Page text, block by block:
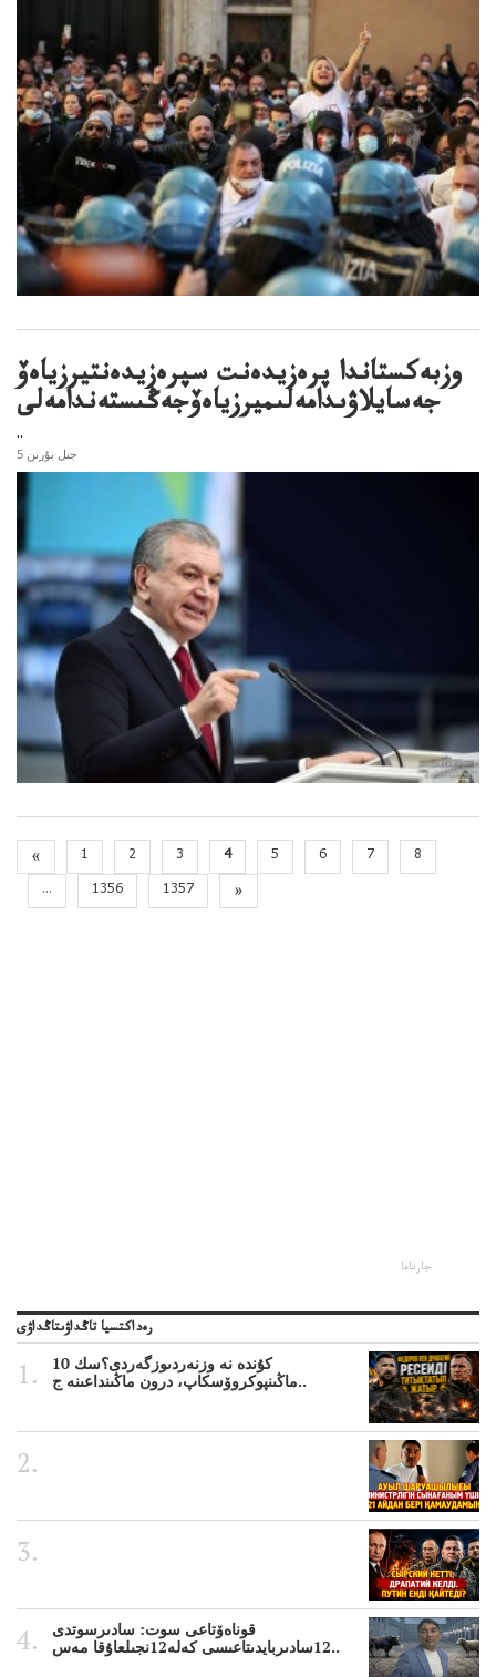
وزبەكستاندا پرەزيدەنت سپرەزيدەنتيرزياەۆ
جەسايلاۋىدامەلىميرزياەۆجەڭىستەندامەلى
..
5 جىل بۇرىن
« 1 2 3 4 5 6 7
8
...
1356 1357 »
جارناما
رەداكتسيا تاڭداۋىتاڭداۋى
10 كۇندە نە وزنەردىوزگەردى؟سك
ماڭىنپوكروۆسكاپ، درون ماڭىنداعىنە ج..
قوناەۆتاعى سوت: سادىرسوتدى
12سادىربايدىتاعىسى كەلە12نجىلعاۇقا مەس..